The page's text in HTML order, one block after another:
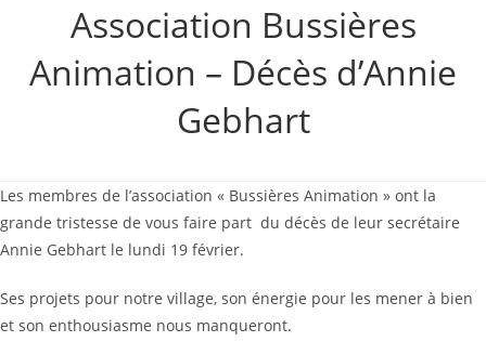
Association Bussières
Animation – Décès d’Annie
Gebhart
Les membres de l’association « Bussières Animation » ont la
grande tristesse de vous faire part du décès de leur secrétaire
Annie Gebhart le lundi 19 février.
Ses projets pour notre village, son énergie pour les mener à bien
et son enthousiasme nous manqueront.